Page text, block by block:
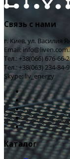
Связь с нами
г. Киев, ул. Василия
Email:
Тел.: +38(066) 676-66-
Тел.: +38(063) 234-84-
Skype: liv_energy
Каталог